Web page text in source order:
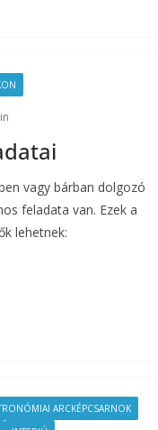
vagy bárban dolgozó
feladata van. Ezek a
lehetnek:
ARCKÉPCSARNOK